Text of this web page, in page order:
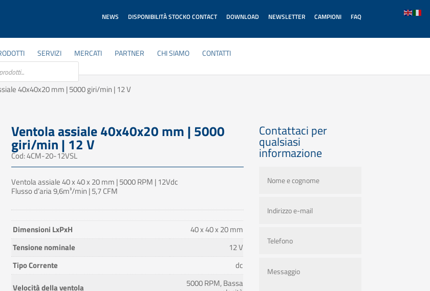
NEWS DISPONIBILITÀ STOCKO CONTACT DOWNLOAD NEWSLETTER CAMPIONI FAQ
SERVIZI MERCATI PARTNER CHI SIAMO
CONTATTI
40x40x20 mm | 5000 giri/min | 12 V
Ventola assiale 40x40x20 mm | 5000
giri/min | 12 V
Cod: 4CM-20-12VSL
Ventola assiale 40 x 40 x 20 mm | 5000 RPM | 12Vdc
Flusso d’aria 9,6m³/min | 5,7 CFM
Dimensioni LxPxH
40 x 40 x 20 mm
Tensione nominale
12 V
Tipo Corrente
dc
Velocità della ventola
5000 RPM, Bassa
Contattaci per
qualsiasi
informazione